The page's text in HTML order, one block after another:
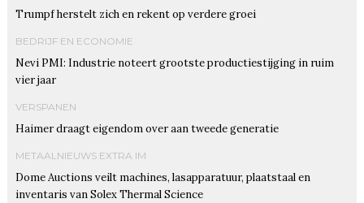
Trumpf herstelt zich en rekent op verdere groei
BEDRIJF EN ECONOMIE
Nevi PMI: Industrie noteert grootste productiestijging in ruim
vier jaar
VERSPANEN
Haimer draagt eigendom over aan tweede generatie
METAALNIEUWS EXTRA IM
Dome Auctions veilt machines, lasapparatuur, plaatstaal en
inventaris van Solex Thermal Science